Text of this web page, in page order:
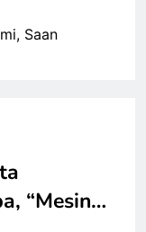
Saan
“Mesin…